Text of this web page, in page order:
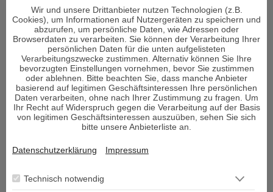
Ihrem Leben, der alles verändern kann.
Viele Menschen sehnen sich nach Erholung und suchen den
Zugang zu sich selbst. Aber was genau gibt es, um bei sich
selbst wieder anzukommen und den Fokus auf das zu lenken,
was wirklich wichtig ist im Leben und die richtigen
Entscheidungen zu treffen?
Den Körper und Seele in Einklang zu bringen ist von enormer
Wichtigkeit für den Menschen. Man könnte auch sagen – es
ist sogar DAS Wichtigste im Leben. Wenn das Gleichgewicht
körperliche und psychische Leiden entstehen. So mag sich
der ein oder andere schließlich fragen: War es wirklich Pech
Wir und unsere Drittanbieter nutzen Technologien (z.B.
Cookies), um Informationen auf Nutzergeräten zu speichern und
abzurufen, um persönliche Daten, wie Adressen oder
Browserdaten zu verarbeiten. Sie können der Verarbeitung Ihrer
persönlichen Daten für die unten aufgelisteten
Verarbeitungszwecke zustimmen. Alternativ können Sie Ihre
bevorzugten Einstellungen vornehmen, bevor Sie zustimmen
oder ablehnen. Bitte beachten Sie, dass manche Anbieter
basierend auf legitimen Geschäftsinteressen Ihre persönlichen
Daten verarbeiten, ohne nach Ihrer Zustimmung zu fragen. Um
Ihr Recht auf Widerspruch gegen die Verarbeitung auf der Basis
von legitimen Geschäftsinteressen auszuüben, sehen Sie sich
bitte unsere Anbieterliste an.
Datenschutzerklärung Impressum
Technisch notwendig